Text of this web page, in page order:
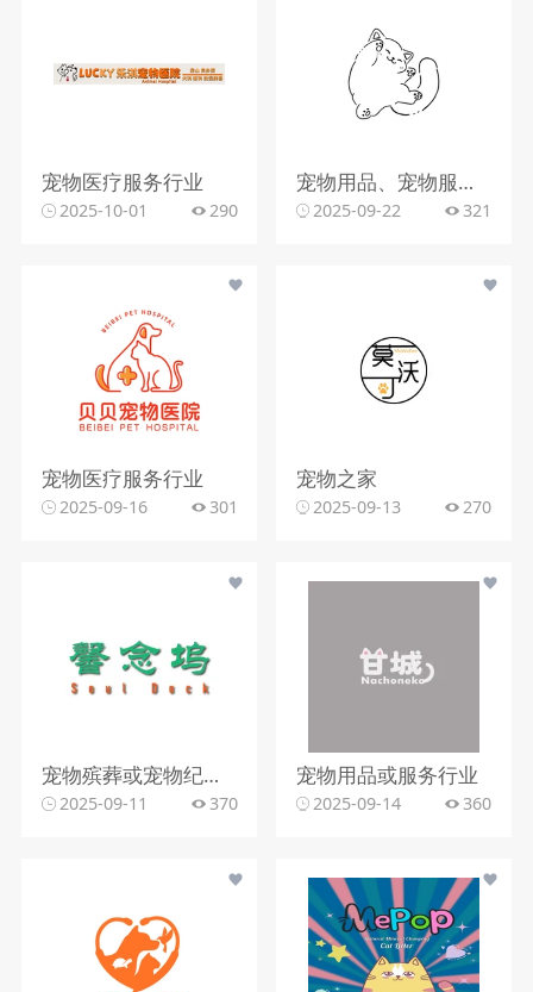
宠物医疗服务行业
2025-10-01 290
宠物用品、宠物服务或萌宠主题文创行业
2025-09-22 321
宠物医疗服务行业
2025-09-16 301
宠物之家
2025-09-13 270
宠物殡葬或宠物纪念服务行业
2025-09-11 370
宠物用品或服务行业
2025-09-14 360